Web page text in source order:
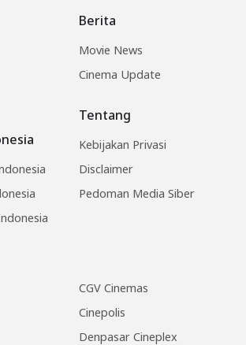
CGV Cinemas
Cinepolis
Denpasar Cineplex
Berita
Movie News
Cinema Update
Tentang
Kebijakan Privasi
Disclaimer
Pedoman Media Siber